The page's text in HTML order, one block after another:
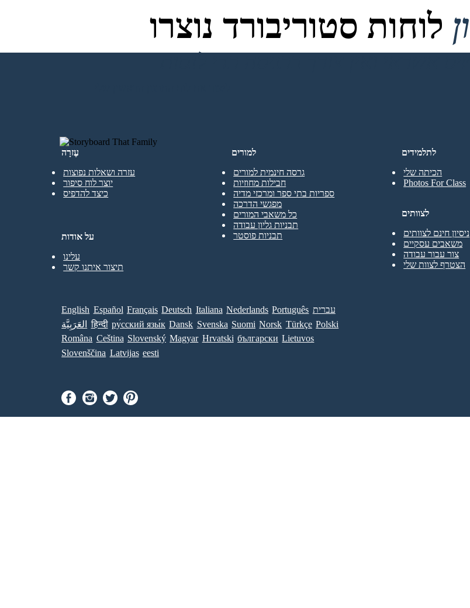
לוחות סטוריבורד נוצרו
עֶזרָה
עזרה ושאלות נפוצות
יוצר לוח סיפור
כיצד להדפיס
לתלמידים
הכיתה שלי
Photos For Class
למורים
גרסה חינמית למורים
חבילות מחוזיות
ספריות בתי ספר ומרכזי מדיה
מפגשי הדרכה
כל משאבי המורים
תבניות גליון עבודה
תבניות פוסטר
לצוותים
ניסיון חינם לצוותים
משאבים עסקיים
צור עבור עבודה
הצטרף לצוות שלי
על אודות
עלינו
תיצור איתנו קשר
English Español Français Deutsch Italiana Nederlands Português עברית
العَرَبِيَّة
हिन्दी ру́сский язы́к Dansk Svenska Suomi Norsk Türkçe Polski
Româna Ceština Slovenský Magyar Hrvatski български Lietuvos
Slovenščina Latvijas eesti